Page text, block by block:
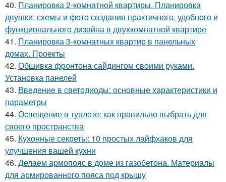
40. Планировка 2-комнатной квартиры. Планировка
двушки: схемы и фото создания практичного, удобного и
функционального дизайна в двухкомнатной квартире
41. Планировка 3-комнатных квартир в панельных
домах. Проекты
42. Обшивка фронтона сайдингом своими руками.
Установка панелей
43. Введение в светодиоды: основные характеристики и
параметры
44. Освещение в туалете: как правильно выбрать для
своего пространства
45. Кухонные секреты: 10 простых лайфхаков для
улучшения вашей кухни
46. Делаем армопояс в доме из газобетона. Материалы
для армированного пояса под крышу